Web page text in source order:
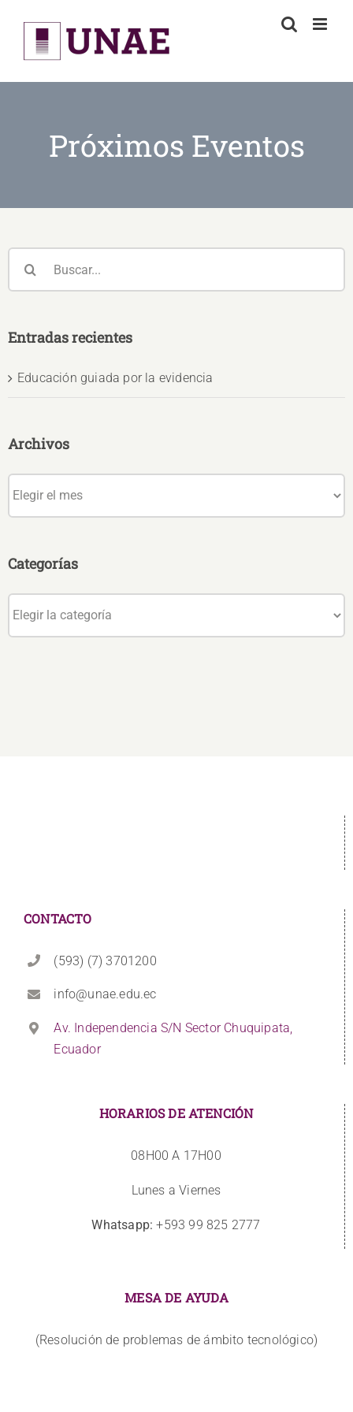
content
Próximos Eventos
Entradas recientes
Educación guiada por la evidencia
Archivos
Categorías
CONTACTO
(593) (7) 3701200
info@unae.edu.ec
Av. Independencia S/N Sector Chuquipata,
Ecuador
HORARIOS DE ATENCIÓN
08H00 A 17H00
Lunes a Viernes
Whatsapp: +593 99 825 2777
MESA DE AYUDA
(Resolución de problemas de ámbito tecnológico)